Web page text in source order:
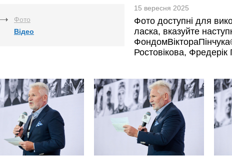
Фото
Відео
15 вересня 2025
Фото доступні для
ласка, вказуйте
Ростовікова,